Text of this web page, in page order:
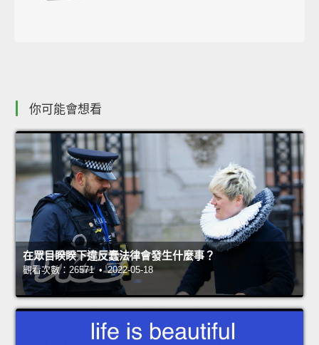
你可能會想看
在眾目睽睽下違反蠢法律會發生什麼事？
觀看次數：26571 • 2022-05-18